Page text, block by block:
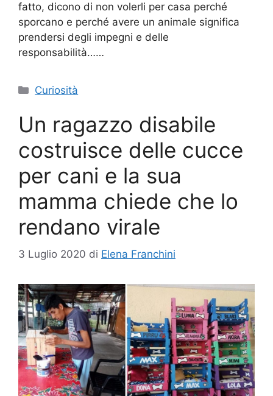
fatto, dicono di non volerli per casa perché
sporcano e perché avere un animale significa
prendersi degli impegni e delle
responsabilità……
Categorie
Curiosità
Un ragazzo disabile
costruisce delle cucce
per cani e la sua
mamma chiede che lo
rendano virale
3 Luglio 2020 di Elena Franchini